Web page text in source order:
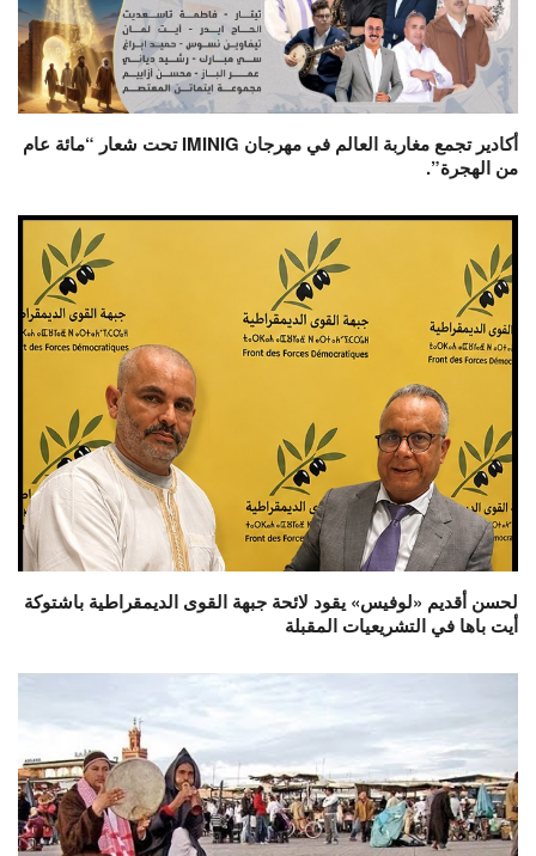
أكادير تجمع مغاربة العالم في مهرجان IMINIG تحت شعار “مائة عام
من الهجرة”.
لحسن أقديم «لوفيس» يقود لائحة جبهة القوى الديمقراطية باشتوكة
أيت باها في التشريعيات المقبلة